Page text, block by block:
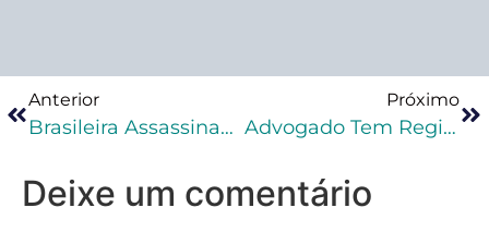
Anterior
Brasileira Assassinada Na Nicarágua: Acusado Confesso Recebe Anistia. Como Advogar Nesses Casos?
Próximo
Advogado Tem Registro Suspenso Pela OAB-DF Após Agressão A Mulher (veja O Vídeo)
Deixe um comentário